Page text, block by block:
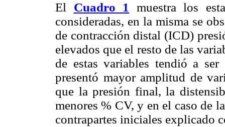
El Cuadro 1 muestra los
consideradas, en la misma se
de contracción distal (ICD)
elevados que el resto de las
de estas variables tendió a
presentó mayor amplitud de
que la presión final, la
menores % CV, y en el caso de
contrapartes iniciales explicado